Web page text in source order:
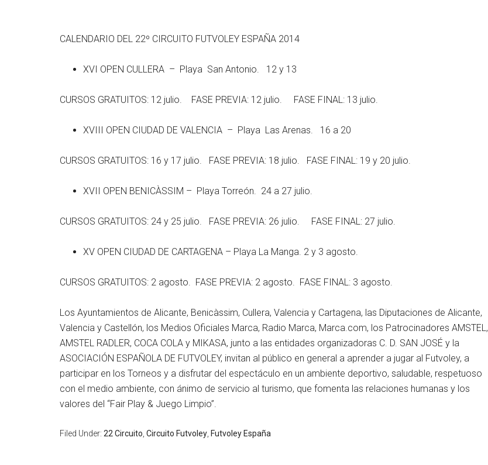
CALENDARIO DEL 22º CIRCUITO FUTVOLEY ESPAÑA 2014
XVI OPEN CULLERA – Playa San Antonio. 12 y 13
CURSOS GRATUITOS: 12 julio. FASE PREVIA: 12 julio. FASE FINAL: 13 julio.
XVIII OPEN CIUDAD DE VALENCIA – Playa Las Arenas. 16 a 20
CURSOS GRATUITOS: 16 y 17 julio. FASE PREVIA: 18 julio. FASE FINAL: 19 y 20 julio.
XVII OPEN BENICÀSSIM – Playa Torreón. 24 a 27 julio.
CURSOS GRATUITOS: 24 y 25 julio. FASE PREVIA: 26 julio. FASE FINAL: 27 julio.
XV OPEN CIUDAD DE CARTAGENA – Playa La Manga. 2 y 3 agosto.
CURSOS GRATUITOS: 2 agosto. FASE PREVIA: 2 agosto. FASE FINAL: 3 agosto.
Los Ayuntamientos de Alicante, Benicàssim, Cullera, Valencia y Cartagena, las Diputaciones de Alicante,
Valencia y Castellón, los Medios Oficiales Marca, Radio Marca, Marca.com, los Patrocinadores AMSTEL,
AMSTEL RADLER, COCA COLA y MIKASA, junto a las entidades organizadoras C. D. SAN JOSÉ y la
ASOCIACIÓN ESPAÑOLA DE FUTVOLEY, invitan al público en general a aprender a jugar al Futvoley, a
participar en los Torneos y a disfrutar del espectáculo en un ambiente deportivo, saludable, respetuoso
con el medio ambiente, con ánimo de servicio al turismo, que fomenta las relaciones humanas y los
valores del “Fair Play & Juego Limpio”.
Filed Under: 22 Circuito Circuito Futvoley Futvoley España